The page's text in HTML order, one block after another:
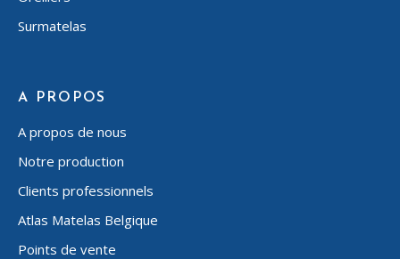
Surmatelas
A PROPOS
A propos de nous
Notre production
Clients professionnels
Atlas Matelas Belgique
Points de vente